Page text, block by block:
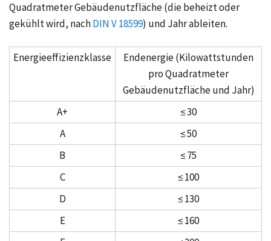
Quadratmeter Gebäudenutzfläche (die beheizt oder
gekühlt wird, nachDIN V 18599) und Jahr ableiten.
Energieeffizienzklasse
Endenergie (Kilowattstunden
pro Quadratmeter
Gebäudenutzfläche und Jahr)
A+
≤ 30
A
≤ 50
B
≤ 75
C
≤ 100
D
≤ 130
E
≤ 160